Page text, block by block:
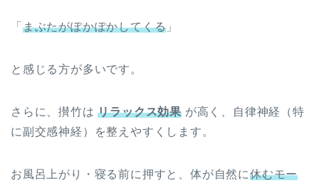
「 まぶたがぽかぽかしてくる 」
と感じる方が多いです。
さらに、攅竹はリラックス効果 が高く、自律神経（特
に副交感神経）を整えやすくします。
お風呂上がり・寝る前に押すと、体が自然に休むモー